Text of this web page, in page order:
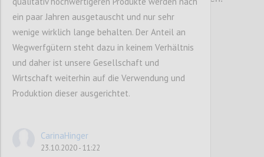
ein paar Jahren ausgetauscht und nur sehr
wenige wirklich lange behalten. Der Anteil an
Wegwerfgütern steht dazu in keinem Verhältnis
und daher ist unsere Gesellschaft und
Wirtschaft weiterhin auf die Verwendung und
Produktion dieser ausgerichtet.
CarinaHinger
23.10.2020 - 11:22